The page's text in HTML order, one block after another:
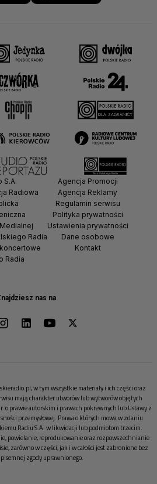
nas na
S.A.
Radiowa
Radia
Radia
Agencja Promocji
Agencja Reklamy
Regulamin serwisu
Polityka prywatności
Ustawienia prywatności
Dane osobowe
Kontakt
w tym wszystkie materiały i ich części oraz
mają charakter utworów lub wytworów objętych
o prawie autorskim i prawach pokrewnych lub Ustawy z
przemysłowej. Prawa o których mowa w zdaniu
Radiu S.A. w likwidacji lub podmiotom trzecim.
powielanie, reprodukowanie oraz rozpowszechnianie
zarówno w części, jak i w całości jest zabronione bez
zgody uprawnionego.